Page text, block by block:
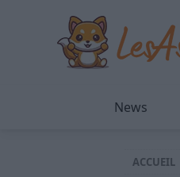
News
ACCUEIL